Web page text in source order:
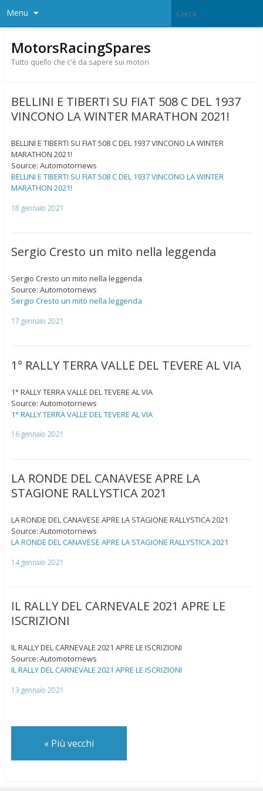
Menu
MotorsRacingSpares
Tutto quello che c'è da sapere sui motori
BELLINI E TIBERTI SU FIAT 508 C DEL 1937
VINCONO LA WINTER MARATHON 2021!
BELLINI E TIBERTI SU FIAT 508 C DEL 1937 VINCONO LA WINTER
MARATHON 2021!
Source: Automotornews
BELLINI E TIBERTI SU FIAT 508 C DEL 1937 VINCONO LA WINTER
MARATHON 2021!
18 gennaio 2021
Sergio Cresto un mito nella leggenda
Sergio Cresto un mito nella leggenda
Source: Automotornews
Sergio Cresto un mito nella leggenda
17 gennaio 2021
1° RALLY TERRA VALLE DEL TEVERE AL VIA
1° RALLY TERRA VALLE DEL TEVERE AL VIA
Source: Automotornews
1° RALLY TERRA VALLE DEL TEVERE AL VIA
16 gennaio 2021
LA RONDE DEL CANAVESE APRE LA
STAGIONE RALLYSTICA 2021
LA RONDE DEL CANAVESE APRE LA STAGIONE RALLYSTICA 2021
Source: Automotornews
LA RONDE DEL CANAVESE APRE LA STAGIONE RALLYSTICA 2021
14 gennaio 2021
IL RALLY DEL CARNEVALE 2021 APRE LE
ISCRIZIONI
IL RALLY DEL CARNEVALE 2021 APRE LE ISCRIZIONI
Source: Automotornews
IL RALLY DEL CARNEVALE 2021 APRE LE ISCRIZIONI
13 gennaio 2021
«Più vecchi